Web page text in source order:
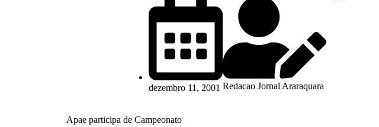
dezembro 11, 2001 Redacao Jornal Araraquara
Apae participa de Campeonato